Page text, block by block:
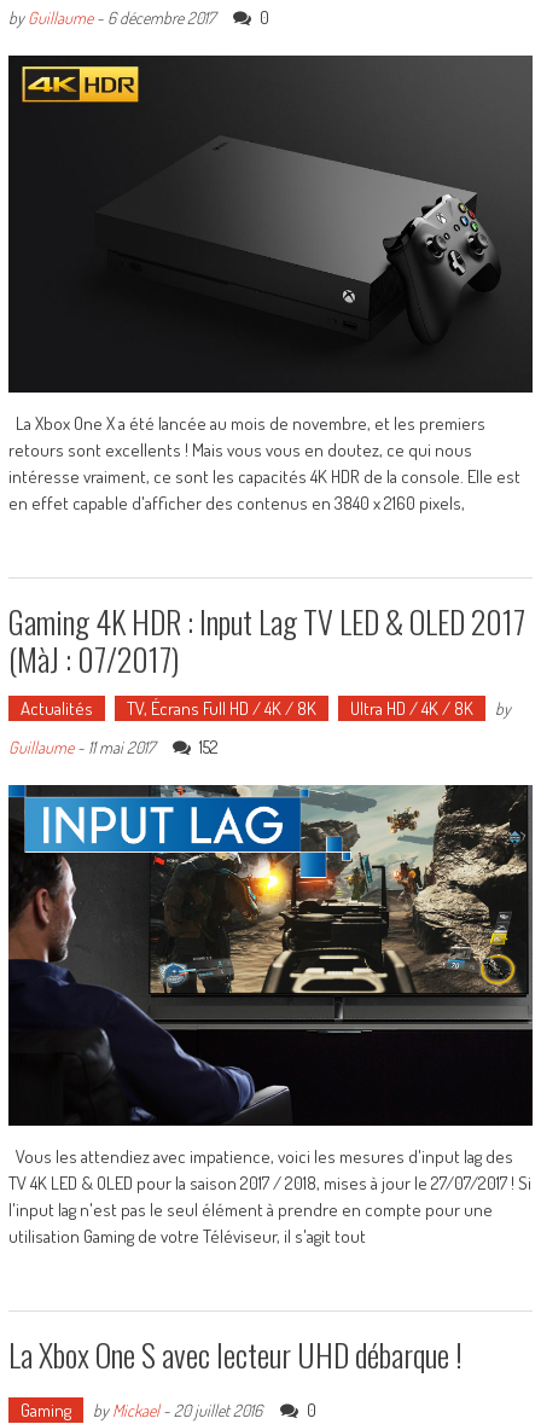
byGuillaume- 6 décembre 2017 0
La Xbox One X a été lancée au mois de novembre, et les premiers
retours sont excellents ! Mais vous vous en doutez, ce qui nous
intéresse vraiment, ce sont les capacités 4K HDR de la console. Elle est
en effet capable d'afficher des contenus en 3840 x 2160 pixels,
Gaming 4K HDR : Input Lag TV LED & OLED 2017
(MàJ : 07/2017)
Actualités TV, Écrans Full HD / 4K / 8K Ultra HD / 4K / 8K
by
Guillaume- 11 mai 2017 152
Vous les attendiez avec impatience, voici les mesures d'input lag des
TV 4K LED & OLED pour la saison 2017 / 2018, mises à jour le 27/07/2017 ! Si
l'input lag n'est pas le seul élément à prendre en compte pour une
utilisation Gaming de votre Téléviseur, il s'agit tout
La Xbox One S avec lecteur UHD débarque !
Gaming byMickael- 20 juillet 2016 0